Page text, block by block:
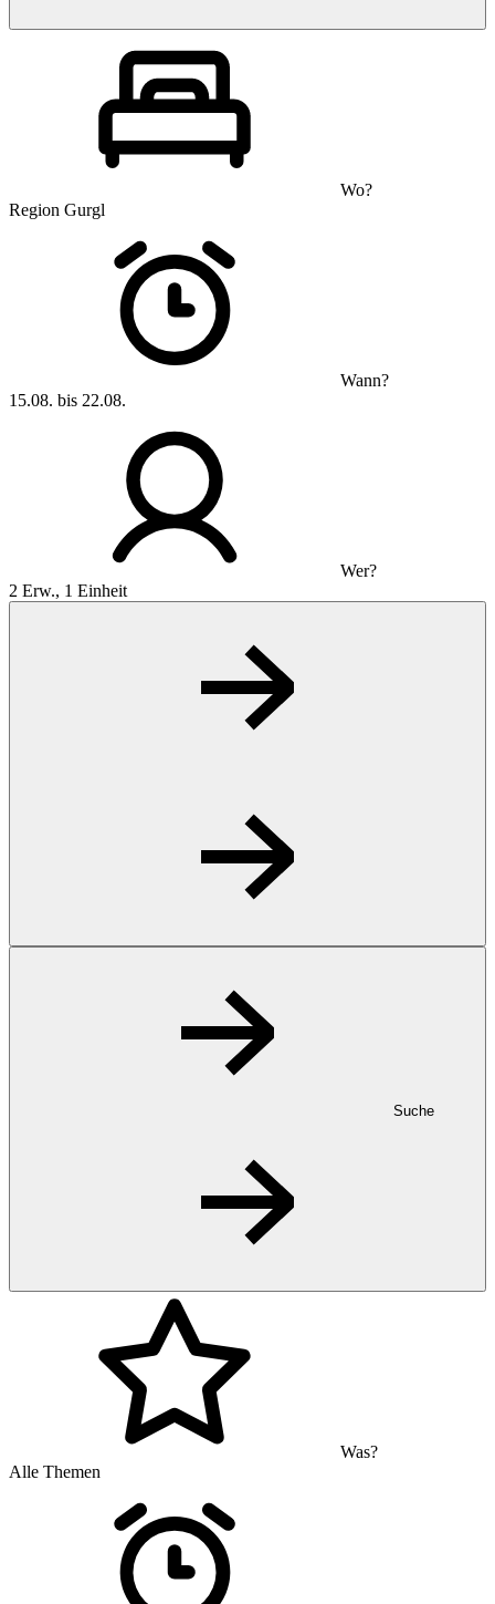
Wo?
Region Gurgl
Wann?
15.08. bis 22.08.
Wer?
2 Erw., 1 Einheit
Suche
Was?
Alle Themen